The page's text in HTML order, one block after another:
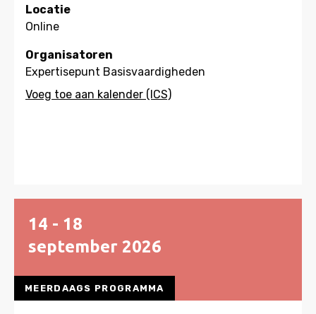
Locatie
Online
Organisatoren
Expertisepunt Basisvaardigheden
14 - 18
september 2026
MEERDAAGS PROGRAMMA